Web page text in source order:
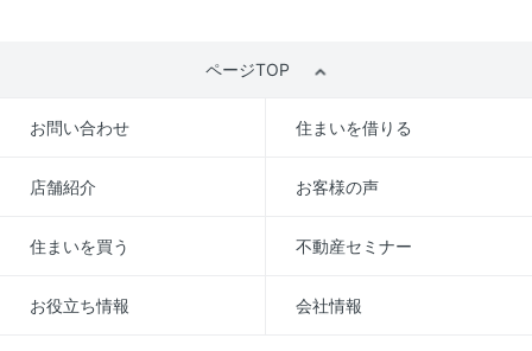
ページTOP
お問い合わせ 住まいを借りる
店舗紹介 お客様の声
住まいを買う 不動産セミナー
お役立ち情報 会社情報